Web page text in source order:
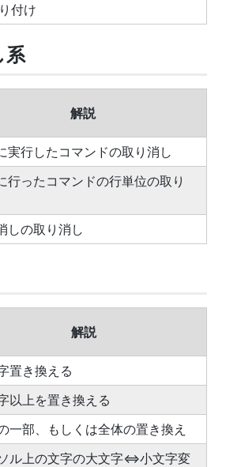
付け
系
解説
実行したコマンドの取り消し
行ったコマンドの行単位の取り
しの取り消し
解説
置き換える
以上を置き換える
一部、もしくは全体の置き換え
ル上の文字の大文字⇔小文字変